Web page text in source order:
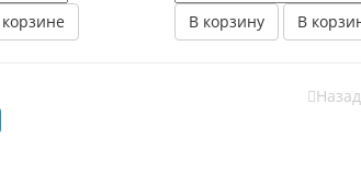
В корзину В